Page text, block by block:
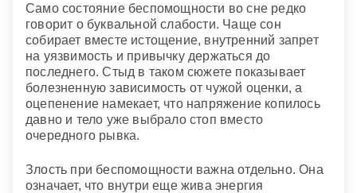
Само состояние беспомощности во сне редко
говорит о буквальной слабости. Чаще сон
собирает вместе истощение, внутренний запрет
на уязвимость и привычку держаться до
последнего. Стыд в таком сюжете показывает
болезненную зависимость от чужой оценки, а
оцепенение намекает, что напряжение копилось
давно и тело уже выбрало стоп вместо
очередного рывка.
Злость при беспомощности важна отдельно. Она
означает, что внутри еще жива энергия